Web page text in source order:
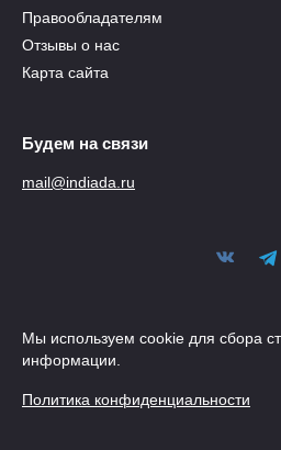
Правообладателям
Отзывы о нас
Карта сайта
Будем на связи
mail@indiada.ru
Мы используем cookie для сбора
информации.
Политика конфиденциальности